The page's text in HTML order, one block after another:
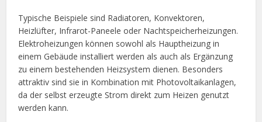
Typische Beispiele sind Radiatoren, Konvektoren,
Heizlüfter, Infrarot-Paneele oder Nachtspeicherheizungen.
Elektroheizungen können sowohl als Hauptheizung in
einem Gebäude installiert werden als auch als Ergänzung
zu einem bestehenden Heizsystem dienen. Besonders
attraktiv sind sie in Kombination mit Photovoltaikanlagen,
da der selbst erzeugte Strom direkt zum Heizen genutzt
werden kann.